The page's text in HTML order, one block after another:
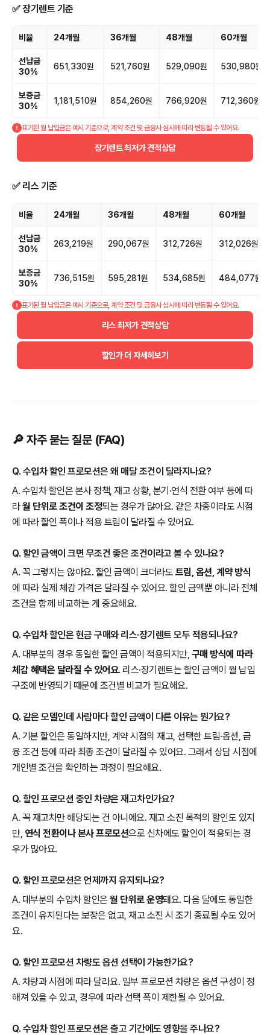
✅ 장기렌트 기준
비율 24개월 36개월 48개월 60개월
선납금
30%
651,330원 521,760원 529,090원 530,980원
보증금
30%
1,181,510원 854,260원 766,920원 712,360원
표기된 월 납입금은 예시 기준으로, 계약 조건 및 금융사 심사에 따라 변동될 수 있어요.
장기렌트 최저가 견적상담
✅ 리스 기준
비율 24개월 36개월 48개월 60개월
선납금
30%
263,219원 290,067원 312,726원 312,026원
보증금
30%
736,515원 595,281원 534,685원 484,077원
표기된 월 납입금은 예시 기준으로, 계약 조건 및 금융사 심사에 따라 변동될 수 있어요.
리스 최저가 견적상담
할인가 더 자세히보기
🔎 자주 묻는 질문 (FAQ)
Q. 수입차 할인 프로모션은 왜 매달 조건이 달라지나요?
A. 수입차 할인은 본사 정책, 재고 상황, 분기·연식 전환 여부 등에 따
라월 단위로 조건이 조정되는 경우가 많아요. 같은 차종이라도 시점
에 따라 할인 폭이나 적용 트림이 달라질 수 있어요.
Q. 할인 금액이 크면 무조건 좋은 조건이라고 볼 수 있나요?
A. 꼭 그렇지는 않아요. 할인 금액이 크더라도 트림, 옵션, 계약 방식
에 따라 실제 체감 가격은 달라질 수 있어요. 할인 금액뿐 아니라 전체
조건을 함께 비교하는 게 중요해요.
Q. 수입차 할인은 현금 구매와 리스·장기렌트 모두 적용되나요?
A. 대부분의 경우 동일한 할인 금액이 적용되지만, 구매 방식에 따라
체감 혜택은 달라질 수 있어요. 리스·장기렌트는 할인 금액이 월 납입
구조에 반영되기 때문에 조건별 비교가 필요해요.
Q. 같은 모델인데 사람마다 할인 금액이 다른 이유는 뭔가요?
A. 기본 할인은 동일하지만, 계약 시점의 재고, 선택한 트림·옵션, 금
융 조건 등에 따라 최종 조건이 달라질 수 있어요. 그래서 상담 시점에
개인별 조건을 확인하는 과정이 필요해요.
Q. 할인 프로모션 중인 차량은 재고차인가요?
A. 꼭 재고차만 해당되는 건 아니에요. 재고 소진 목적의 할인도 있지
만, 연식 전환이나 본사 프로모션으로 신차에도 할인이 적용되는 경
우가 많아요.
Q. 할인 프로모션은 언제까지 유지되나요?
A. 대부분의 수입차 할인은 월 단위로 운영돼요. 다음 달에도 동일한
조건이 유지된다는 보장은 없고, 재고 소진 시 조기 종료될 수도 있어
요.
Q. 할인 프로모션 차량도 옵션 선택이 가능한가요?
A. 차량과 시점에 따라 달라요. 일부 프로모션 차량은 옵션 구성이 정
해져 있을 수 있고, 경우에 따라 선택 폭이 제한될 수 있어요.
Q. 수입차 할인 프로모션은 출고 기간에도 영향을 주나요?